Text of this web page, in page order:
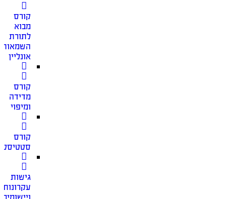
קורס
מבוא
לתורת
השמאות
אונליין
קורס
מדידה
ומיפוי
קורס
גישות
עקרונות
ויישומים